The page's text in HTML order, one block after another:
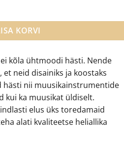
kõla ühtmoodi hästi. Nende
neid disainiks ja koostaks
hästi nii muusikainstrumentide
kui ka muusikat üldiselt.
elus üks toredamaid
alati kvaliteetse heliallika
kogus
KORVI